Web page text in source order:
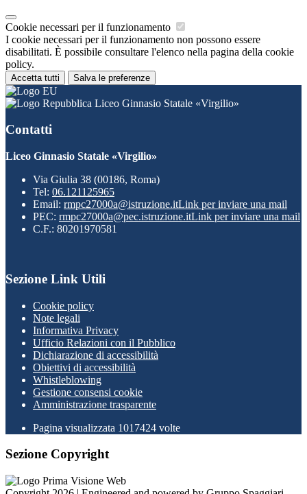
Cookie necessari per il funzionamento
I cookie necessari per il funzionamento non possono essere
disabilitati. È possibile consultare l'elenco nella pagina della cookie
policy.
Accetta tutti Salva le preferenze
Liceo Ginnasio Statale «Virgilio»
Contatti
Liceo Ginnasio Statale «Virgilio»
Via Giulia 38 (00186, Roma)
Tel: 06.121125965
Email: rmpc27000a@istruzione.itLink per inviare una mail
PEC: rmpc27000a@pec.istruzione.itLink per inviare una mail
C.F.: 80201970581
Sezione Link Utili
Cookie policy
Note legali
Informativa Privacy
Ufficio Relazioni con il Pubblico
Dichiarazione di accessibilità
Obiettivi di accessibilità
Whistleblowing
Gestione consensi cookie
Amministrazione trasparente
Pagina visualizzata 1017424 volte
Sezione Copyright